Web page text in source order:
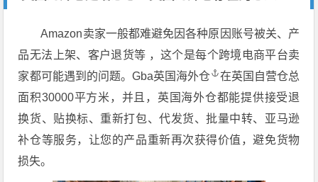
Amazon卖家一般都难避免因各种原因账号被关、产
品无法上架、客户退货等 ，这个是每个跨境电商平台卖
家都可能遇到的问题。 Gba英国海外仓
在英国自营仓总
面积30000平方米，并且，英国海外仓都能提供接受退
换货、贴换标、重新打包、代发货、批量中转、亚马逊
补仓等服务，让您的产品重新再次获得价值，避免货物
损失。